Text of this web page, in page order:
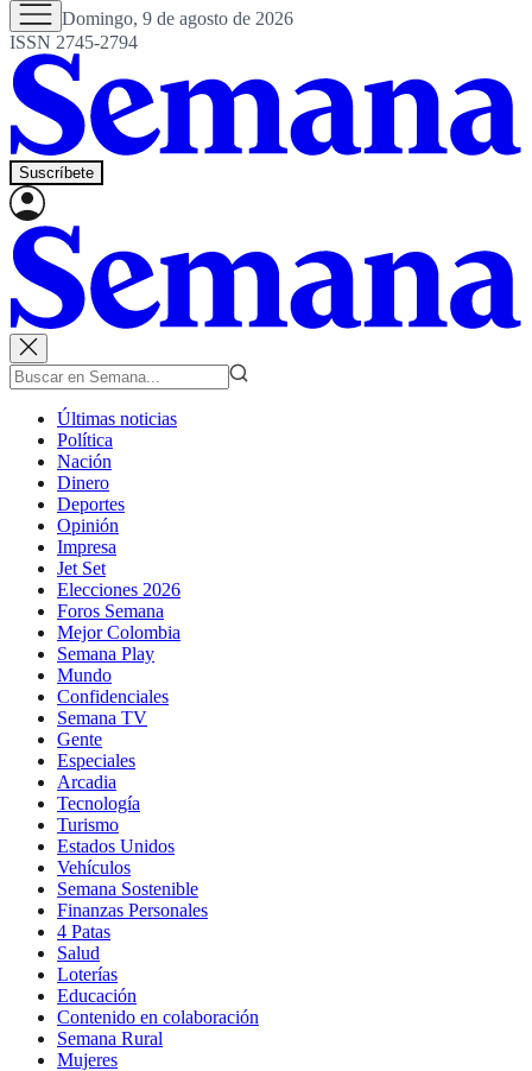
Domingo, 9 de agosto de 2026
ISSN 2745-2794
Suscríbete
Últimas noticias
Política
Nación
Dinero
Deportes
Opinión
Impresa
Jet Set
Elecciones 2026
Foros Semana
Mejor Colombia
Semana Play
Mundo
Confidenciales
Semana TV
Gente
Especiales
Arcadia
Tecnología
Turismo
Estados Unidos
Vehículos
Semana Sostenible
Finanzas Personales
4 Patas
Salud
Loterías
Educación
Contenido en colaboración
Semana Rural
Mujeres